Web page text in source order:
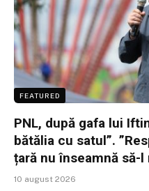
FEATURED
PNL, după gafa lui
bătălia cu satul”.
țară nu înseamnă să-l
10 august 2026